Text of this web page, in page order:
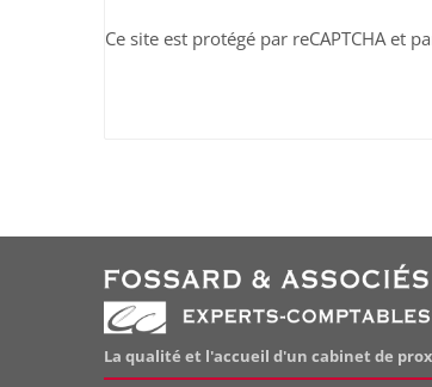
Ce site est protégé par reCAPTCHA et
La qualité et l'accueil d'un cabinet de